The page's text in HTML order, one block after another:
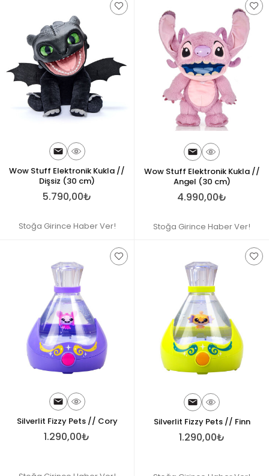
Wow Stuff Elektronik Kukla //
Dişsiz (30 cm)
5.790,00₺
Stoğa Girince Haber Ver!
Wow Stuff Elektronik Kukla //
Angel (30 cm)
4.990,00₺
Stoğa Girince Haber Ver!
Silverlit Fizzy Pets // Cory
1.290,00₺
Silverlit Fizzy Pets // Finn
1.290,00₺